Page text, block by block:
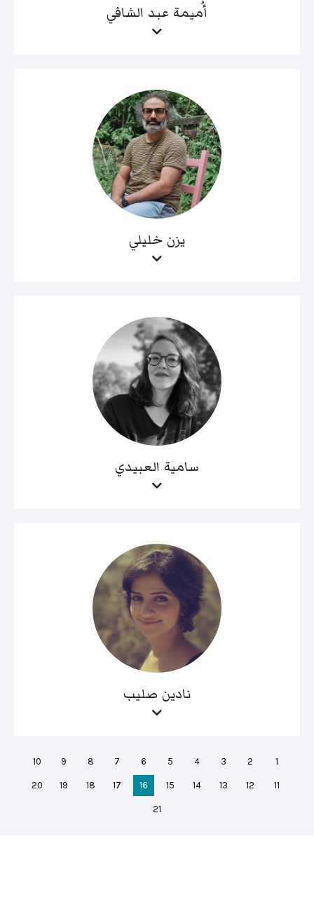
أُميمة عبد الشافي
يزن خليلي
سامية العبيدي
نادين صليب
1
2
3
4
5
6
7
8
9
10
11
12
13
14
15
16
17
18
19
20
21